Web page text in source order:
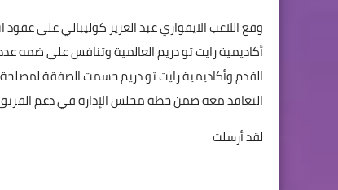
أكاديمية رايت تو دريم العالمية وتنافس على ضمه
القدم وأكاديمية رايت تو دريم حسمت الصفقة
التعاقد معه ضمن خطة مجلس الإدارة في دعم الفريق
لقد أرسلت